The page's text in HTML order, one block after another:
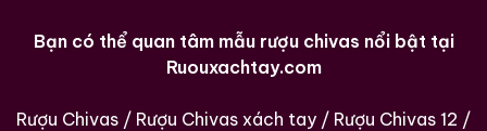
Bạn có thể quan tâm mẫu rượu chivas nổi bật tại
Ruouxachtay.com
Rượu Chivas / Rượu Chivas xách tay / Rượu Chivas 12 /